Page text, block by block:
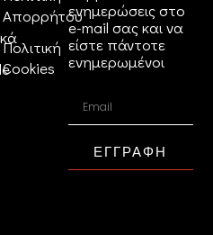
Απορρήτου
Πολιτική
Cookies
ενημερώσεις στο
e-mail σας και να
είστε πάντοτε
ενημερωμένοι
ΕΓΓΡΑΦΗ